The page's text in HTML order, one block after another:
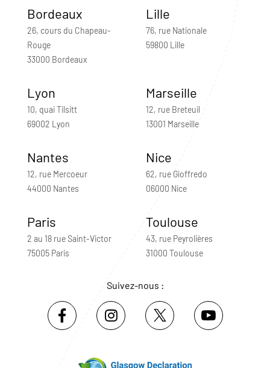
Bordeaux
26, cours du Chapeau-
Rouge
33000 Bordeaux
Lille
76, rue Nationale
59800 Lille
Lyon
10, quai Tilsitt
69002 Lyon
Marseille
12, rue Breteuil
13001 Marseille
Nantes
12, rue Mercoeur
44000 Nantes
Nice
62, rue Gioffredo
06000 Nice
Paris
2 au 18 rue Saint-Victor
75005 Paris
Toulouse
43, rue Peyrolières
31000 Toulouse
Suivez-nous :